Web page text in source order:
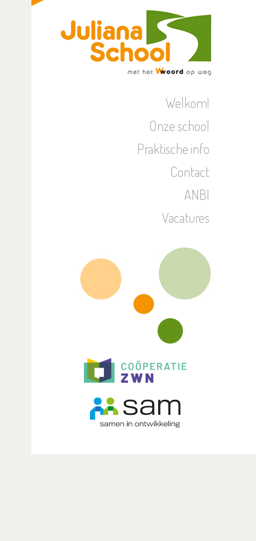
Welkom!
Onze school
Praktische info
Contact
ANBI
Vacatures